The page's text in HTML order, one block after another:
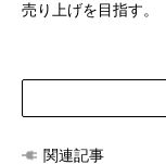
売り上げを目指す。
関連記事